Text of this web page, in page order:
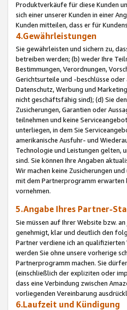
Produktverkäufe für diese Kunden
sich einer unserer Kunden in einer
Kunden mitteilen, dass er für
4.Gewährleistungen
Sie gewährleisten und sichern zu,
betreiben werden; (b) weder Ihre
Bestimmungen, Verordnungen,
Gerichtsurteile und -beschlüsse
Datenschutz, Werbung und
nicht geschäftsfähig sind); (d) Sie
Zusicherungen, Garantien oder
teilnehmen und keine
unterliegen, in dem Sie
amerikanische Ausfuhr- und
Technologie und Leistungen gelten,
sind. Sie können Ihre Angaben
Wir machen keine Zusicherungen
mit dem Partnerprogramm erwarten
vornehmen.
5.Angabe Ihres Partner-
Sie müssen auf Ihrer Website bzw.
genehmigt, klar und deutlich den
Partner verdiene ich an qualifizierten
werden Sie ohne unsere vorherige
Partnerprogramm machen. Sie
(einschließlich der expliziten oder
dass eine Verbindung zwischen
vorliegenden Vereinbarung
6.Laufzeit und Kündigung